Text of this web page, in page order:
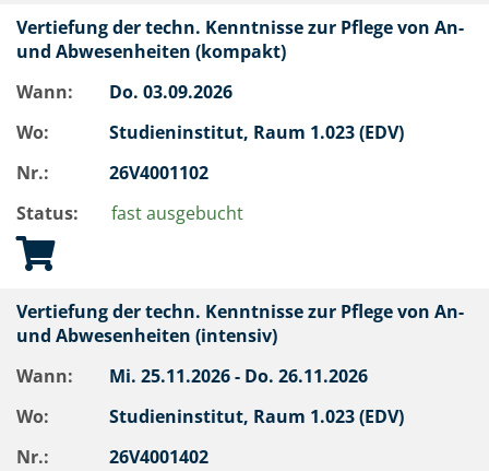
Vertiefung der techn. Kenntnisse zur Pflege von An-
und Abwesenheiten (kompakt)
Wann:
Do. 03.09.2026
Wo:
Studieninstitut, Raum 1.023 (EDV)
Nr.:
26V4001102
Status:
fast ausgebucht
Vertiefung der techn. Kenntnisse zur Pflege von An-
und Abwesenheiten (intensiv)
Wann:
Mi. 25.11.2026 - Do. 26.11.2026
Wo:
Studieninstitut, Raum 1.023 (EDV)
Nr.:
26V4001402